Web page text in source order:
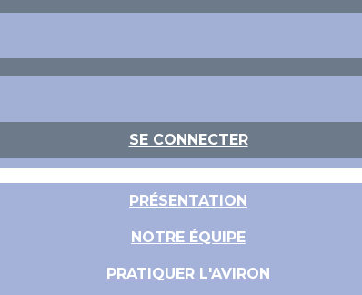
SE CONNECTER
PRÉSENTATION
NOTRE ÉQUIPE
PRATIQUER L'AVIRON